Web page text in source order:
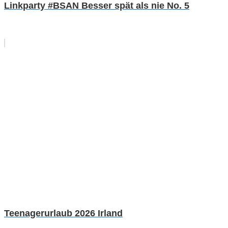
Linkparty #BSAN Besser spät als nie No. 5
Teenagerurlaub 2026 Irland